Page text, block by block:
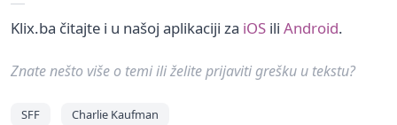
Klix.ba čitajte i u našoj aplikaciji za iOS ili Android.
Znate nešto više o temi ili želite prijaviti grešku u tekstu?
SFF Charlie Kaufman